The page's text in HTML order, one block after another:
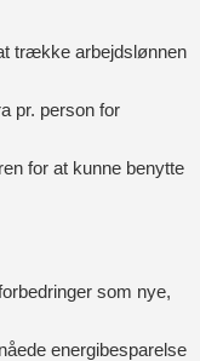
trække arbejdslønnen
pr. person for
for at kunne benytte
som nye,
energibesparelse